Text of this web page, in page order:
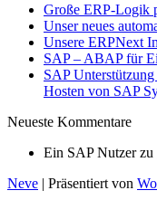
Große ERP-Logik
Unser neues
Unsere ERPNext
SAP – ABAP für
SAP
Hosten von SAP
Neueste Kommentare
Ein SAP Nutzerzu
Neve | Präsentiert von